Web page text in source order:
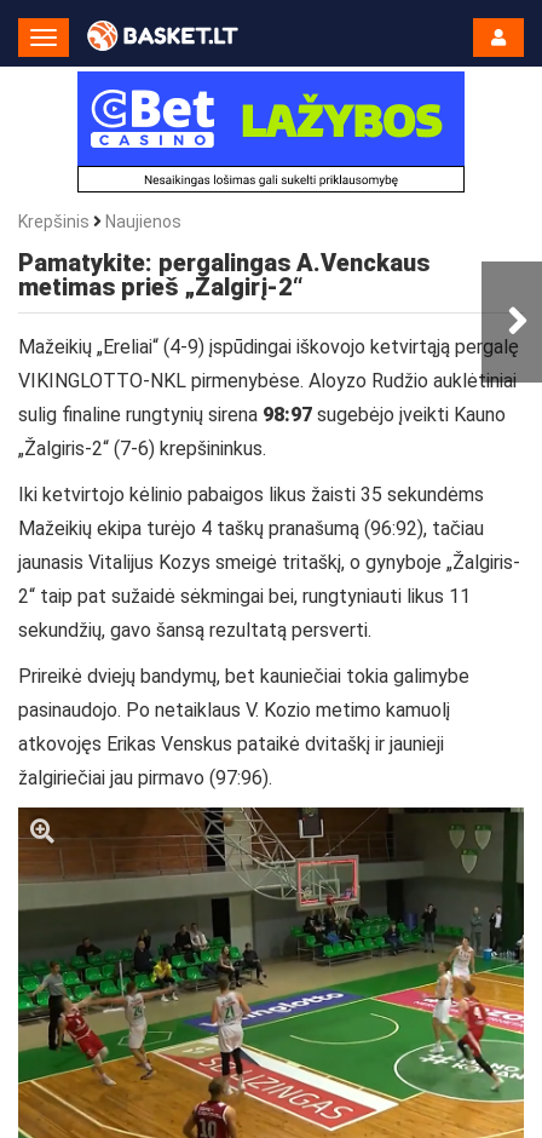
Toggle
Navigation
Krepšinis Naujienos
Pamatykite: pergalingas A.Venckaus
metimas prieš „Žalgirį-2“
Mažeikių „Ereliai“ (4-9) įspūdingai iškovojo ketvirtąją pergalę
VIKINGLOTTO-NKL pirmenybėse. Aloyzo Rudžio auklėtiniai
sulig finaline rungtynių sirena 98:97 sugebėjo įveikti Kauno
„Žalgiris-2“ (7-6) krepšininkus.
Iki ketvirtojo kėlinio pabaigos likus žaisti 35 sekundėms
Mažeikių ekipa turėjo 4 taškų pranašumą (96:92), tačiau
jaunasis Vitalijus Kozys smeigė tritaškį, o gynyboje „Žalgiris-
2“ taip pat sužaidė sėkmingai bei, rungtyniauti likus 11
sekundžių, gavo šansą rezultatą persverti.
Prireikė dviejų bandymų, bet kauniečiai tokia galimybe
pasinaudojo. Po netaiklaus V. Kozio metimo kamuolį
atkovojęs Erikas Venskus pataikė dvitaškį ir jaunieji
žalgiriečiai jau pirmavo (97:96).